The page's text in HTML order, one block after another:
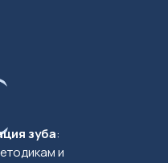
зуба:
и